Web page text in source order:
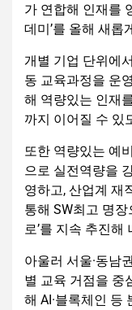
가 연합해 인재를
데미’를 올해 새롭
개별 기업 단위에
동 교육과정을 운
해 역량있는 인재
까지 이어질 수 있
또한 역량있는 예
으로 실전역량을
영하고, 산업계 재
통해 SW최고 명장
로’를 지속 추진해
아울러 서울·동남
별 교육 거점을 중
해 AI·블록체인 등